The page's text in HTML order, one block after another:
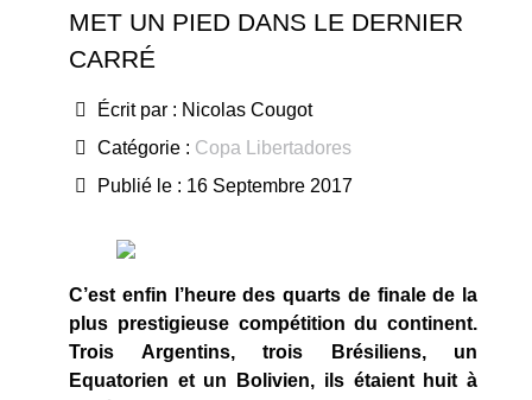
MET UN PIED DANS LE DERNIER
CARRÉ
Écrit par : Nicolas Cougot
Catégorie : Copa Libertadores
Publié le : 16 Septembre 2017
C’est enfin l’heure des quarts de finale de la
plus prestigieuse compétition du continent.
Trois Argentins, trois Brésiliens, un
Equatorien et un Bolivien, ils étaient huit à